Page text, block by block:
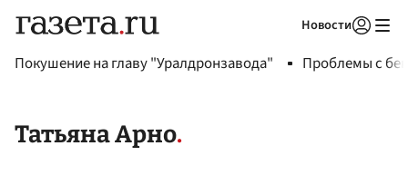
Новости
Покушение на главу "Уралдронзавода" Проблемы с
Татьяна Арно